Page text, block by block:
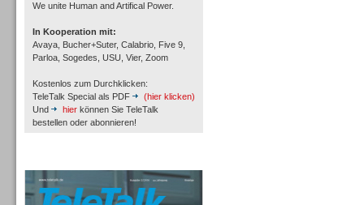
We unite Human and Artifical Power.
In Kooperation mit:
Avaya, Bucher+Suter, Calabrio, Five 9,
Parloa, Sogedes, USU, Vier, Zoom
Kostenlos zum Durchklicken:
TeleTalk Special als PDF
(hier klicken)
Und
hier können Sie TeleTalk
bestellen oder abonnieren!